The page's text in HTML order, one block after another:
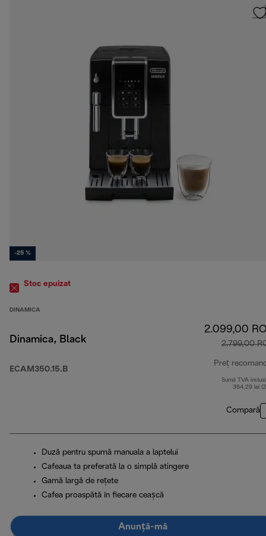
-25 %
Stoc epuizat
DINAMICA
Dinamica, Black
ECAM350.15.B
2.099,00
2.799,00
Preț
Sumă TVA
364,29 lei
Compară
Duză pentru spumă manuala a laptelui
Cafeaua ta preferată la o simplă atingere
Gamă largă de rețete
Cafea proaspătă în fiecare ceașcă
Anunță-mă